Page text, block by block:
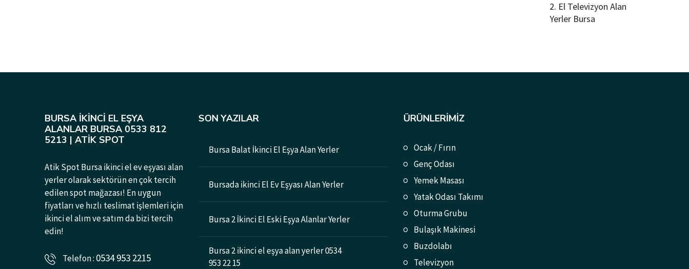
2. El Televizyon Alan
Yerler Bursa
BURSA İKINCI EL EŞYA
ALANLAR BURSA 0533 812
5213 | ATIK SPOT
Atik Spot Bursa ikinci el ev eşyası alan
yerler olarak sektörün en çok tercih
edilen spot mağazası! En uygun
fiyatları ve hızlı teslimat işlemleri için
ikinci el alım ve satım da bizi tercih
edin!
Telefon : 0534 953 2215
SON YAZILAR
Bursa Balat İkinci El Eşya Alan Yerler
Bursada ikinci El Ev Eşyası Alan Yerler
Bursa 2 İkinci El Eski Eşya Alanlar Yerler
Bursa 2 ikinci el eşya alan yerler 0534
953 22 15
ÜRÜNLERIMIZ
Ocak / Fırın
Genç Odası
Yemek Masası
Yatak Odası Takımı
Oturma Grubu
Bulaşık Makinesi
Buzdolabı
Televizyon